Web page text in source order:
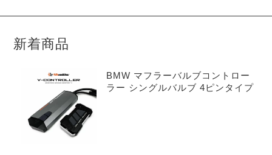
新着商品
BMW マフラーバルブコントロー
ラー シングルバルブ 4ピンタイプ